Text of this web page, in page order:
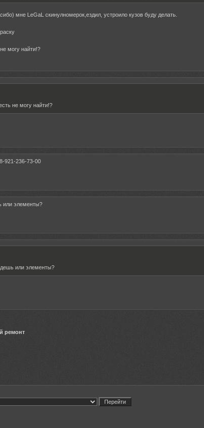
мне LeGaL скинулномерок,ездил, устроило кузов буду делать.
могу найти!?
не могу найти!?
921-236-73-00
или элементы?
или элементы?
ремонт